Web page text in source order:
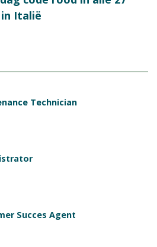
Italië
Technician
Succes Agent